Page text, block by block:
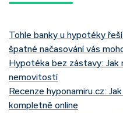
Tohle banky u hypotéky
špatné načasování vás
Hypotéka bez zástavy: Jak
nemovitostí
Recenze hyponamiru.cz:
kompletně online